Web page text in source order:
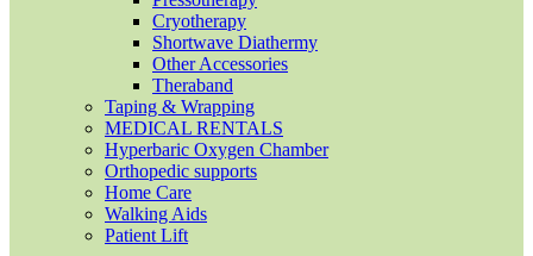
Cryotherapy
Shortwave Diathermy
Other Accessories
Theraband
Taping & Wrapping
MEDICAL RENTALS
Hyperbaric Oxygen Chamber
Orthopedic supports
Home Care
Walking Aids
Patient Lift